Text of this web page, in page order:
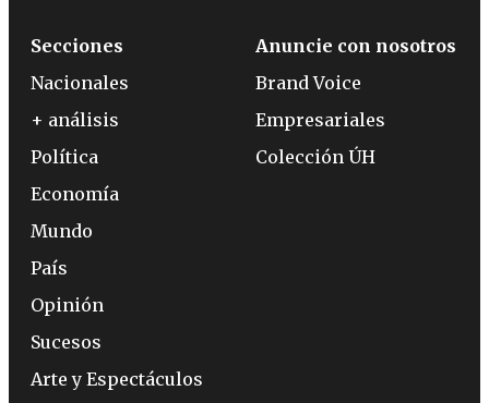
Secciones
Nacionales
+ análisis
Política
Economía
Mundo
País
Opinión
Sucesos
Arte y Espectáculos
Anuncie con nosotros
Brand Voice
Empresariales
Colección ÚH